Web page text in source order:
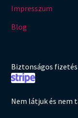
Impresszum
Blog
Biztonságos fizetés
Nem látjuk és nem